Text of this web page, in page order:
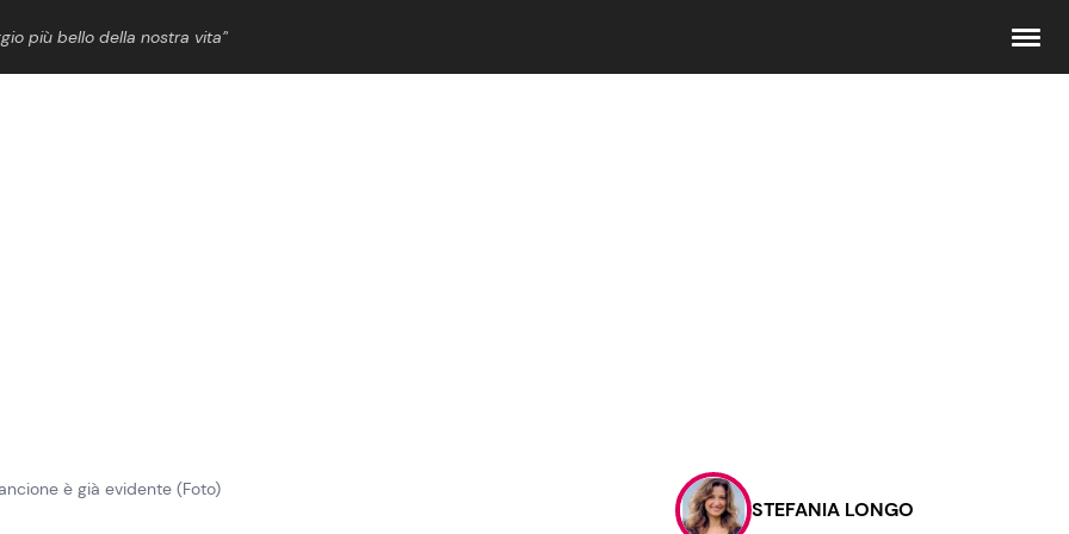
più bello della nostra vita”
Contattaci
Pubblicità
è già evidente (Foto)
STEFANIA LONGO